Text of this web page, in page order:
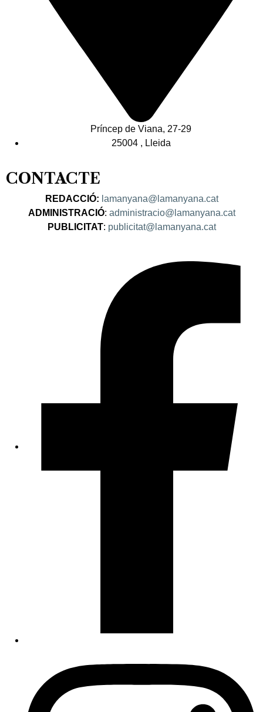
Príncep de Viana, 27-29
25004 , Lleida
CONTACTE
REDACCIÓ: lamanyana@lamanyana.cat
ADMINISTRACIÓ: administracio@lamanyana.cat
PUBLICITAT: publicitat@lamanyana.cat